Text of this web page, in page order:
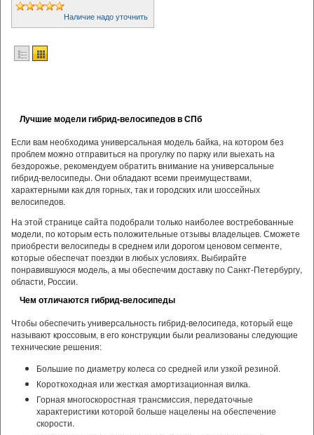
Наличие надо уточнить
Лучшие модели гибрид-велосипедов в СПб
Если вам необходима универсальная модель байка, на котором без
проблем можно отправиться на прогулку по парку или выехать на
бездорожье, рекомендуем обратить внимание на универсальные
гибрид-велосипеды. Они обладают всеми преимуществами,
характерными как для горных, так и городских или шоссейных
велосипедов.
На этой странице сайта подобрали только наиболее востребованные
модели, по которым есть положительные отзывы владельцев. Сможете
приобрести велосипеды в среднем или дорогом ценовом сегменте,
которые обеспечат поездки в любых условиях. Выбирайте
понравившуюся модель, а мы обеспечим доставку по Санкт-Петербургу,
области, России.
Чем отличаются гибрид-велосипеды
Чтобы обеспечить универсальность гибрид-велосипеда, который еще
называют кроссовым, в его конструкции были реализованы следующие
технические решения:
Большие по диаметру колеса со средней или узкой резиной.
Короткоходная или жесткая амортизационная вилка.
Горная многоскоростная трансмиссия, передаточные
характеристики которой больше нацелены на обеспечение
скорости.